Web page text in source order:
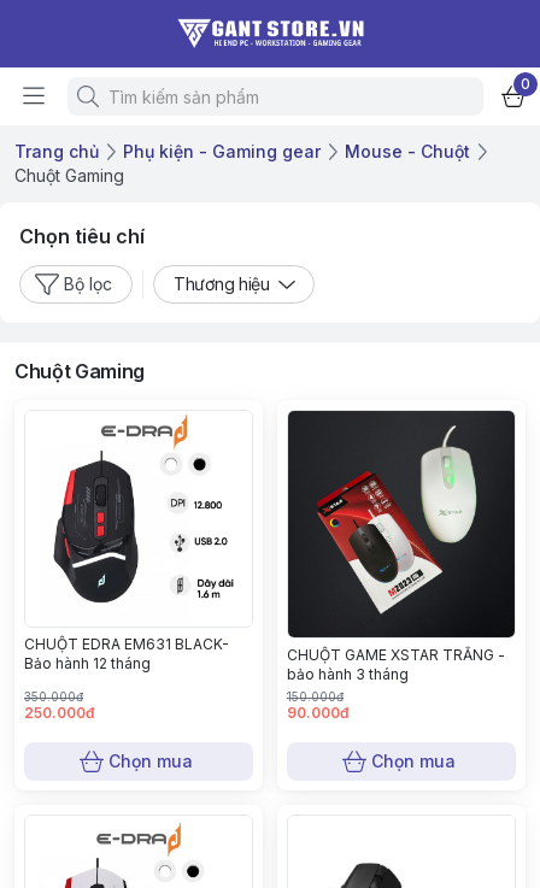
0
Trang chủ Phụ kiện - Gaming gear
Mouse - Chuột
Chuột Gaming
Chọn tiêu chí
Bộ lọc Thương hiệu
Chuột Gaming
CHUỘT EDRA EM631 BLACK-
Bảo hành 12 tháng
350.000đ
250.000đ
Chọn mua
CHUỘT GAME XSTAR TRẮNG -
bảo hành 3 tháng
150.000đ
90.000đ
Chọn mua